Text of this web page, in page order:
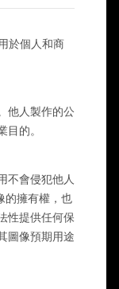
於個人和商
他人製作的公
目的。
不會侵犯他人
的擁有權，也
性提供任何保
圖像預期用途